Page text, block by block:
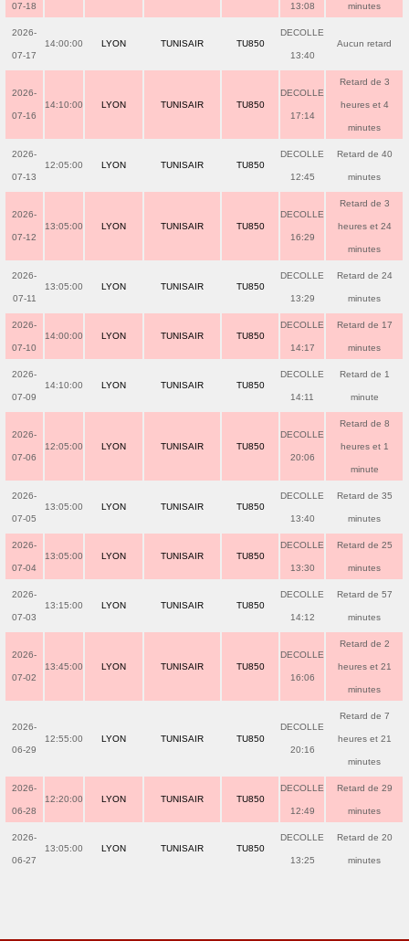
07-18 13:08 minutes
2026-
07-17
14:00:00 LYON TUNISAIR TU850
DECOLLE
13:40
Aucun retard
2026-
07-16
14:10:00 LYON TUNISAIR TU850
DECOLLE
17:14
Retard de 3
heures et 4
minutes
2026-
07-13
12:05:00 LYON TUNISAIR TU850
DECOLLE
12:45
Retard de 40
minutes
2026-
07-12
13:05:00 LYON TUNISAIR TU850
DECOLLE
16:29
Retard de 3
heures et 24
minutes
2026-
07-11
13:05:00 LYON TUNISAIR TU850
DECOLLE
13:29
Retard de 24
minutes
2026-
07-10
14:00:00 LYON TUNISAIR TU850
DECOLLE
14:17
Retard de 17
minutes
2026-
07-09
14:10:00 LYON TUNISAIR TU850
DECOLLE
14:11
Retard de 1
minute
2026-
07-06
12:05:00 LYON TUNISAIR TU850
DECOLLE
20:06
Retard de 8
heures et 1
minute
2026-
07-05
13:05:00 LYON TUNISAIR TU850
DECOLLE
13:40
Retard de 35
minutes
2026-
07-04
13:05:00 LYON TUNISAIR TU850
DECOLLE
13:30
Retard de 25
minutes
2026-
07-03
13:15:00 LYON TUNISAIR TU850
DECOLLE
14:12
Retard de 57
minutes
2026-
07-02
13:45:00 LYON TUNISAIR TU850
DECOLLE
16:06
Retard de 2
heures et 21
minutes
2026-
06-29
12:55:00 LYON TUNISAIR TU850
DECOLLE
20:16
Retard de 7
heures et 21
minutes
2026-
06-28
12:20:00 LYON TUNISAIR TU850
DECOLLE
12:49
Retard de 29
minutes
2026-
06-27
13:05:00 LYON TUNISAIR TU850
DECOLLE
13:25
Retard de 20
minutes